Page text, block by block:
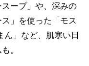
ープ」や、深みの
」を使った「モス
」など、肌寒い日
。